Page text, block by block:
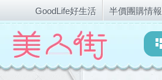
GoodLife好生活 半價團購情報